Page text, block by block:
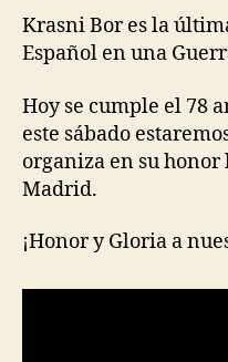
Krasni Bor es la
Español en una
Hoy se cumple el 78
este sábado
organiza en su honor
Madrid.
¡Honor y Gloria a